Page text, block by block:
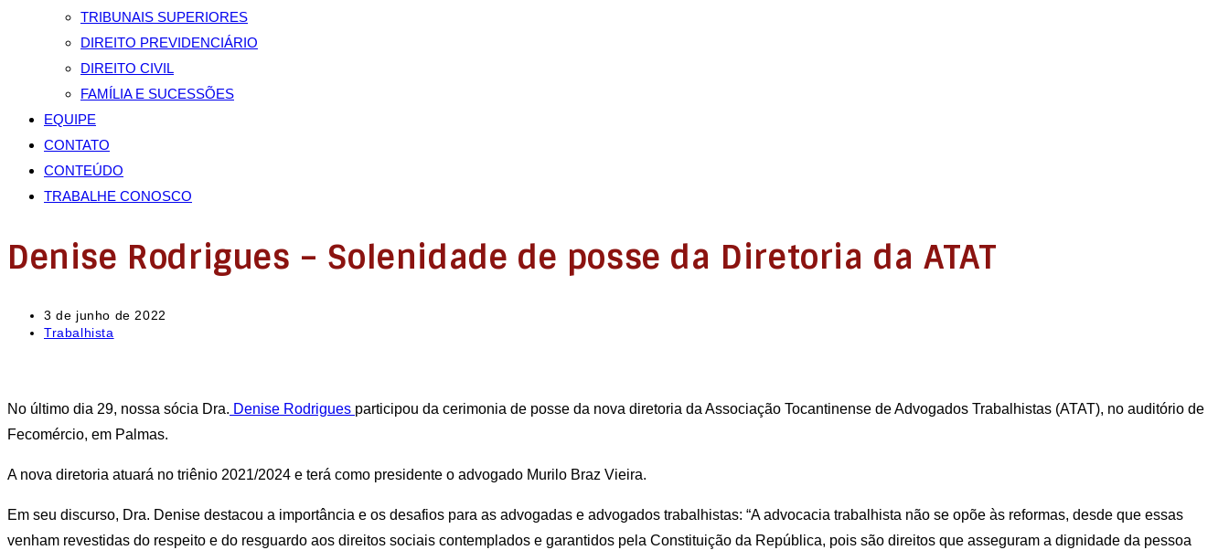
TRIBUNAIS SUPERIORES
DIREITO PREVIDENCIÁRIO
DIREITO CIVIL
FAMÍLIA E SUCESSÕES
EQUIPE
CONTATO
CONTEÚDO
TRABALHE CONOSCO
Denise Rodrigues – Solenidade de posse da Diretoria da ATAT
Post
publicado:
3 de junho de 2022
Categoria
Trabalhista
No último dia 29, nossa sócia Dra. Denise Rodrigues participou da cerimonia de posse da nova diretoria da Associação Tocantinense de Advogados Trabalhistas (ATAT), no auditório de
Fecomércio, em Palmas.
A nova diretoria atuará no triênio 2021/2024 e terá como presidente o advogado Murilo Braz Vieira.
Em seu discurso, Dra. Denise destacou a importância e os desafios para as advogadas e advogados trabalhistas: “A advocacia trabalhista não se opõe às reformas, desde que essas
venham revestidas do respeito e do resguardo aos direitos sociais contemplados e garantidos pela Constituição da República, pois são direitos que asseguram a dignidade da pessoa